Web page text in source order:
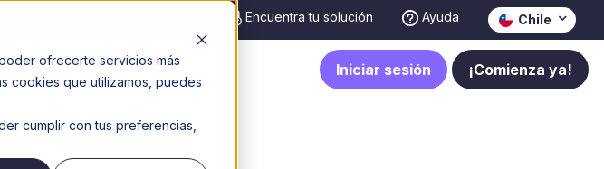
ofrecerte servicios más
cookies que utilizamos, puedes
cumplir con tus preferencias,
Encuentra tu solución Ayuda Chile
Contenido Iniciar sesión ¡Comienza ya!